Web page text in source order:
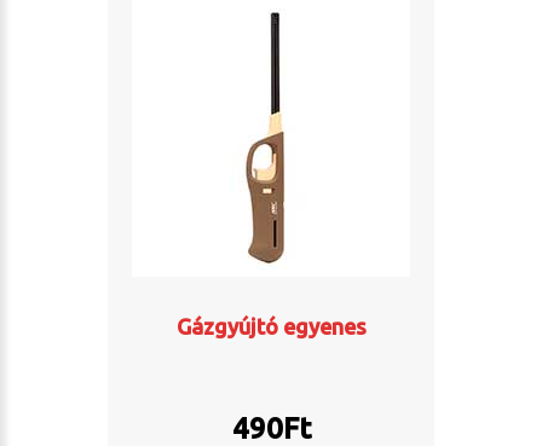
Gázgyújtó egyenes
490Ft